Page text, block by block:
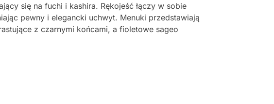
się na fuchi i kashira. Rękojeść łączy w sobie
pewny i elegancki uchwyt. Menuki przedstawiają
z czarnymi końcami, a fioletowe sageo